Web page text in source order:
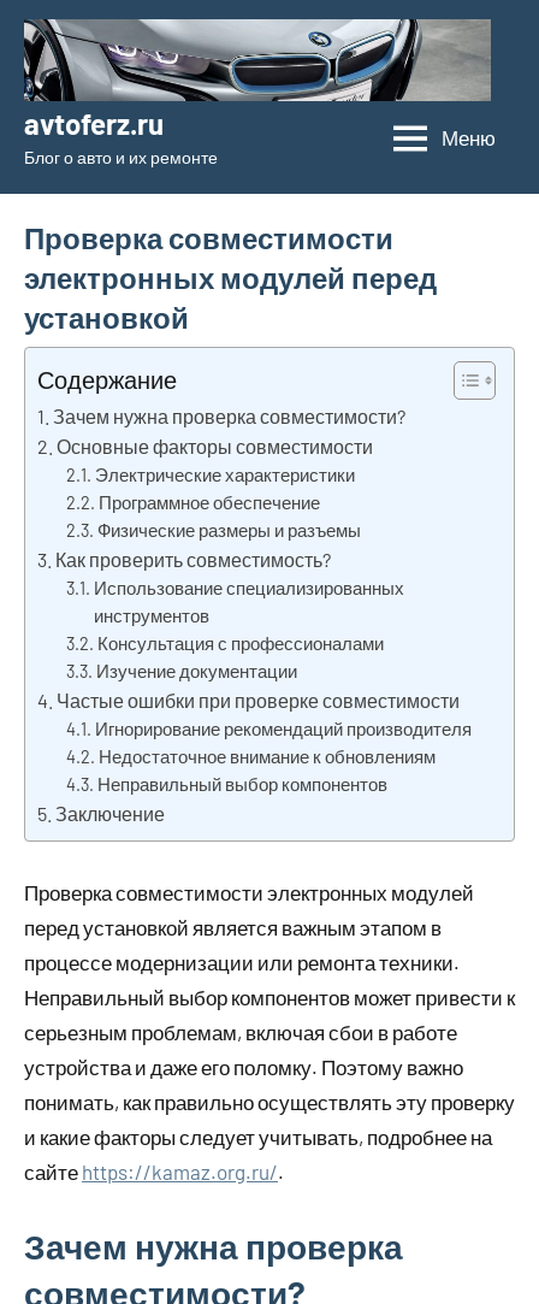
Перейти
содержимому
avtoferz.ru
Блог о авто и их ремонте
Меню
Проверка совместимости
электронных модулей перед
установкой
Содержание
Зачем нужна проверка совместимости?
Основные факторы совместимости
Электрические характеристики
Программное обеспечение
Физические размеры и разъемы
Как проверить совместимость?
Использование специализированных
инструментов
Консультация с профессионалами
Изучение документации
Частые ошибки при проверке совместимости
Игнорирование рекомендаций производителя
Недостаточное внимание к обновлениям
Неправильный выбор компонентов
Заключение
Проверка совместимости электронных модулей
перед установкой является важным этапом в
процессе модернизации или ремонта техники.
Неправильный выбор компонентов может привести к
серьезным проблемам, включая сбои в работе
устройства и даже его поломку. Поэтому важно
понимать, как правильно осуществлять эту проверку
и какие факторы следует учитывать, подробнее на
сайте https://kamaz.org.ru/.
Зачем нужна проверка
совместимости?